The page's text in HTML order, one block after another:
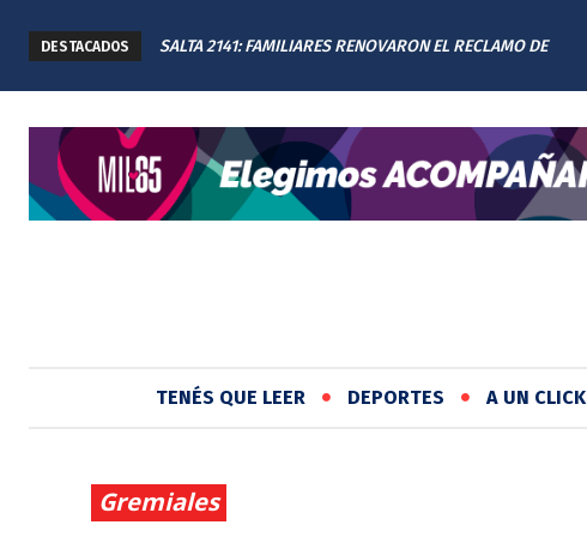
DESTACADOS
SALTA 2141: FAMILIARES RENOVARON EL RECLAMO DE
TENÉS QUE LEER DEPORTES A UN CLICK
Gremiales